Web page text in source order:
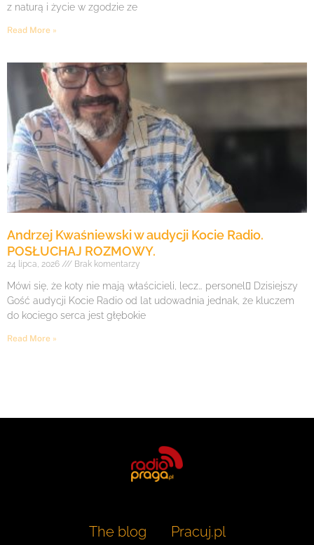
z naturą i życie w zgodzie ze
Read More »
Andrzej Kwaśniewski w audycji Kocie Radio.
POSŁUCHAJ ROZMOWY.
24 lipca, 2026 Brak komentarzy
Mówi się, że koty nie mają właścicieli, lecz… personel Dzisiejszy
Gość audycji Kocie Radio od lat udowadnia jednak, że kluczem
do kociego serca jest głębokie
Read More »
The blog Pracuj.pl